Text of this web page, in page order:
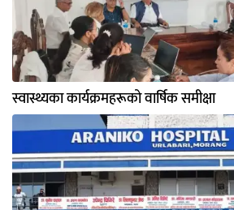
स्वास्थ्यका कार्यक्रमहरूको वार्षिक समीक्षा